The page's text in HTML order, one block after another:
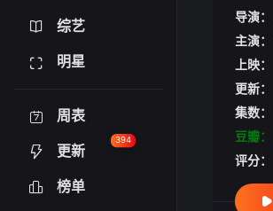
综艺
明星
周表
更新
394
榜单
导演：
主演：
上映：
更新：
集数：
豆瓣：
评分：